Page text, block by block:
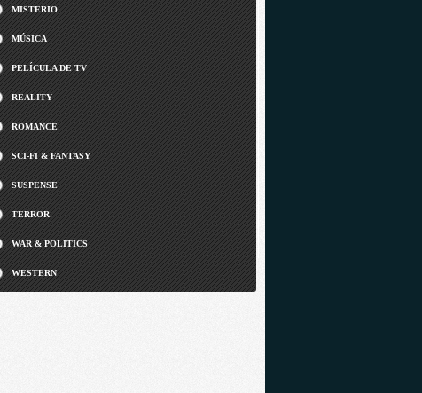
MISTERIO
MÚSICA
PELÍCULA DE TV
REALITY
ROMANCE
SCI-FI & FANTASY
SUSPENSE
TERROR
WAR & POLITICS
WESTERN